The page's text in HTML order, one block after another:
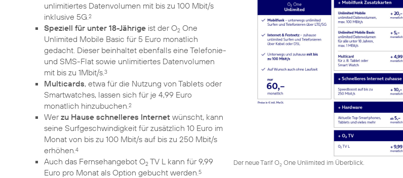
Der neue Tarif O2One Unlimited im Überblick.
unlimitiertes Datenvolumen mit bis zu 100 Mbit/s
inklusive 5G.2
Speziell für unter 18-Jährige ist der O2 One
Unlimited Mobile Basic für 5 Euro monatlich
gedacht. Dieser beinhaltet ebenfalls eine Telefonie-
und SMS-Flat sowie unlimitiertes Datenvolumen
mit bis zu 1Mbit/s.3
Multicards, etwa für die Nutzung von Tablets oder
Smartwatches, lassen sich für je 4,99 Euro
monatlich hinzubuchen.2
Werzu Hause schnelleres Internet wünscht, kann
seine Surfgeschwindigkeit für zusätzlich 10 Euro im
Monat von bis zu 100 Mbit/s auf bis zu 250 Mbit/s
erhöhen.4
Auch das Fernsehangebot O2 TV L kann für 9,99
Euro pro Monat als Option gebucht werden.5